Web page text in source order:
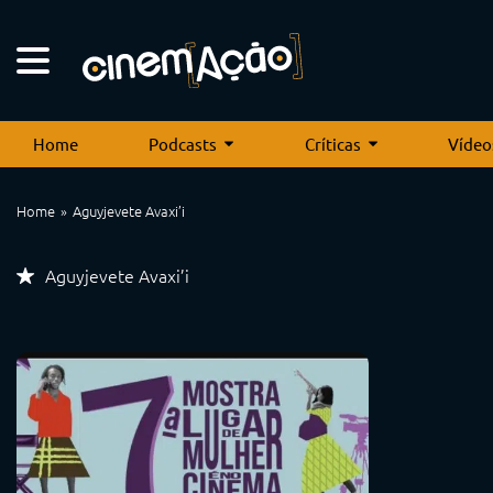
Home Podcasts Críticas
Home Aguyjevete Avaxi’i
Aguyjevete Avaxi’i